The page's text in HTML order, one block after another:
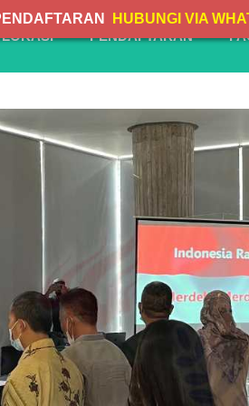
LOKASI PENDAFTARAN
HUBUNGI VIA